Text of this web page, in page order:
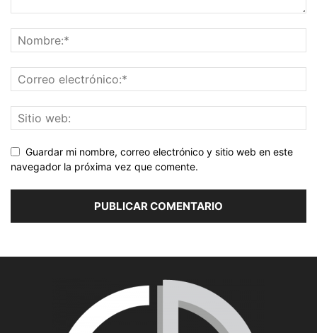
Guardar mi nombre, correo electrónico y sitio web en este
navegador la próxima vez que comente.